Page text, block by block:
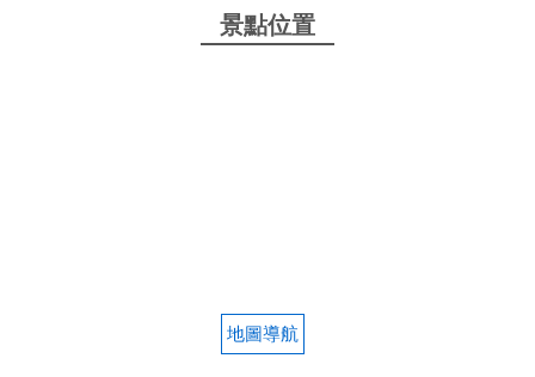
景點位置
地圖導航